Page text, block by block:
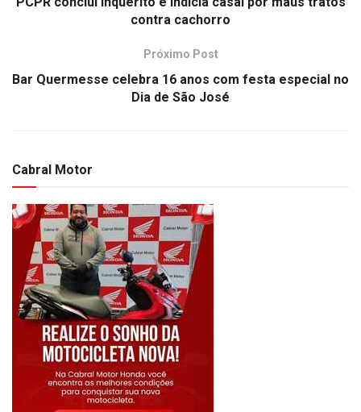
contra cachorro
Próximo Post
Bar Quermesse celebra 16 anos com festa especial no
Dia de São José
Cabral Motor